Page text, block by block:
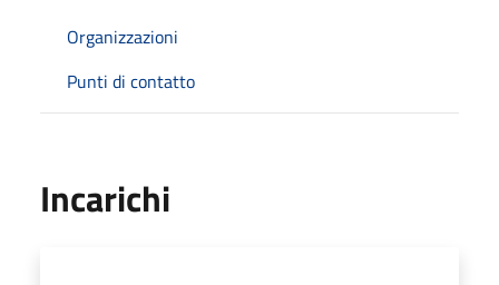
Organizzazioni
Punti di contatto
Incarichi